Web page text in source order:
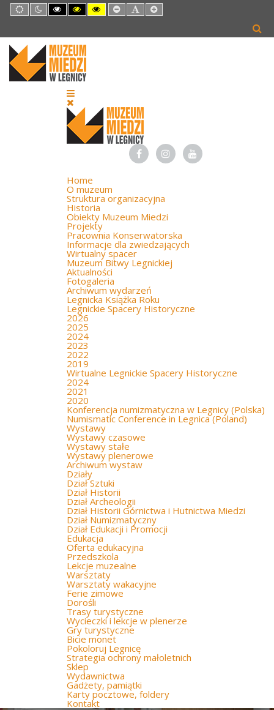
Default
mode
Night
mode
High
Contrast
mode
High
Contrast
mode
High
Contrast
mode
Set
Smaller
Set
Default
Set
Larger
Home
O muzeum
Struktura organizacyjna
Historia
Obiekty Muzeum Miedzi
Projekty
Pracownia Konserwatorska
Informacje dla zwiedzających
Wirtualny spacer
Muzeum Bitwy Legnickiej
Aktualności
Fotogaleria
Archiwum wydarzeń
Legnicka Książka Roku
Legnickie Spacery Historyczne
2026
2025
2024
2023
2022
2019
Wirtualne Legnickie Spacery Historyczne
2024
2021
2020
Konferencja numizmatyczna w Legnicy (Polska)
Numismatic Conference in Legnica (Poland)
Wystawy
Wystawy czasowe
Wystawy stałe
Wystawy plenerowe
Archiwum wystaw
Działy
Dział Sztuki
Dział Historii
Dział Archeologii
Dział Historii Górnictwa i Hutnictwa Miedzi
Dział Numizmatyczny
Dział Edukacji i Promocji
Edukacja
Oferta edukacyjna
Przedszkola
Lekcje muzealne
Warsztaty
Warsztaty wakacyjne
Ferie zimowe
Dorośli
Trasy turystyczne
Wycieczki i lekcje w plenerze
Gry turystyczne
Bicie monet
Pokoloruj Legnicę
Strategia ochrony małoletnich
Sklep
Wydawnictwa
Gadżety, pamiątki
Karty pocztowe, foldery
Kontakt